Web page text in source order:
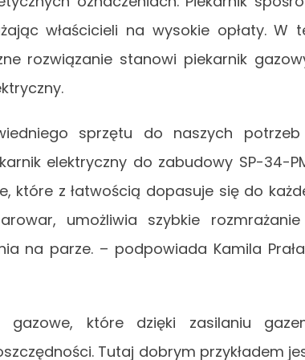
właścicieli na wysokie opłaty. W
rozwiązanie stanowi piekarnik
sprzętu do naszych
elektryczny do zabudowy SP-34-
które z łatwością dopasuje się do
umożliwia szybkie
na parze. – podpowiada Kamila
które dzięki zasilaniu
Tutaj dobrym przykładem